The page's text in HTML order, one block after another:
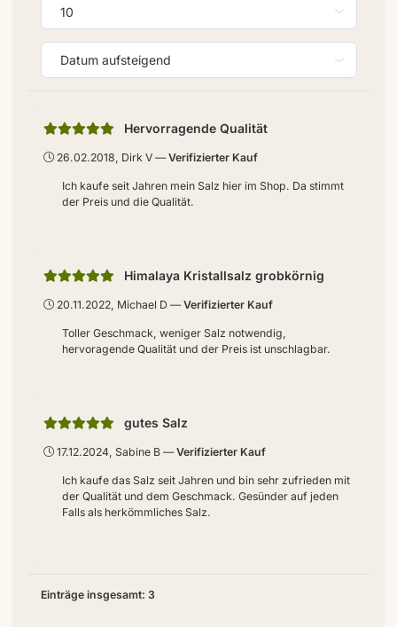
Hervorragende Qualität
26.02.2018, Dirk V Verifizierter Kauf
Ich kaufe seit Jahren mein Salz hier im Shop. Da stimmt
der Preis und die Qualität.
Himalaya Kristallsalz grobkörnig
20.11.2022, Michael D Verifizierter Kauf
Toller Geschmack, weniger Salz notwendig,
hervoragende Qualität und der Preis ist unschlagbar.
gutes Salz
17.12.2024, Sabine B Verifizierter Kauf
Ich kaufe das Salz seit Jahren und bin sehr zufrieden mit
der Qualität und dem Geschmack. Gesünder auf jeden
Falls als herkömmliches Salz.
Einträge insgesamt: 3